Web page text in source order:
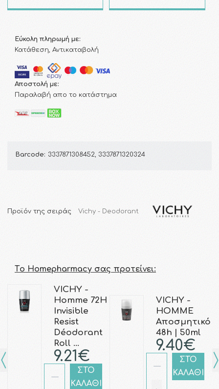
Εύκολη πληρωμή με:
Κατάθεση, Αντικαταβολή
Αποστολή με:
Παραλαβή απο το κατάστημα
Barcode: 3337871308452, 3337871320324
Προϊόν της σειράς Vichy - Deodorant
Τo Homepharmacy σας προτείνει:
VICHY -
Homme 72H
Invisible
Resist
Déodorant
Roll …
9.21€
ΣΤΟ
ΚΑΛΑΘΙ
VICHY -
HOMME
Αποσμητικό
48h | 50ml
9.40€
ΣΤΟ
ΚΑΛΑΘΙ